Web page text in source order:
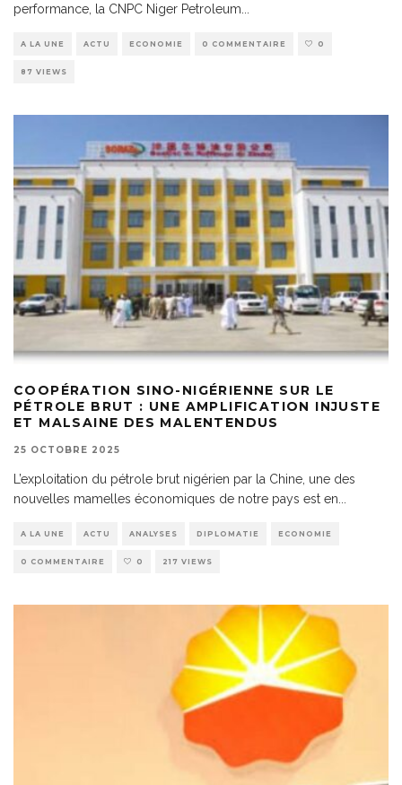
performance, la CNPC Niger Petroleum
A LA UNE ACTU ECONOMIE 0 COMMENTAIRE 0
87 VIEWS
COOPÉRATION SINO-NIGÉRIENNE SUR LE
PÉTROLE BRUT : UNE AMPLIFICATION INJUSTE
ET MALSAINE DES MALENTENDUS
25 OCTOBRE 2025
L’exploitation du pétrole brut nigérien par la Chine, une des
nouvelles mamelles économiques de notre pays est en
A LA UNE ACTU ANALYSES DIPLOMATIE ECONOMIE
0 COMMENTAIRE 0 217 VIEWS